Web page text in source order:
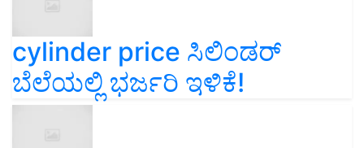
cylinder price ಸಿಲಿಂಡರ್‌
ಬೆಲೆಯಲ್ಲಿ ಭರ್ಜರಿ ಇಳಿಕೆ!